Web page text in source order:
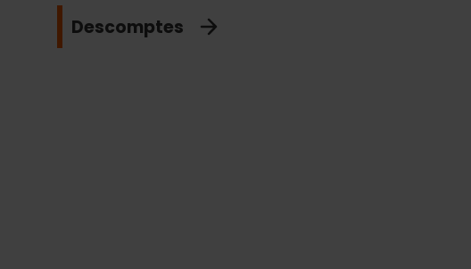
Descomptes